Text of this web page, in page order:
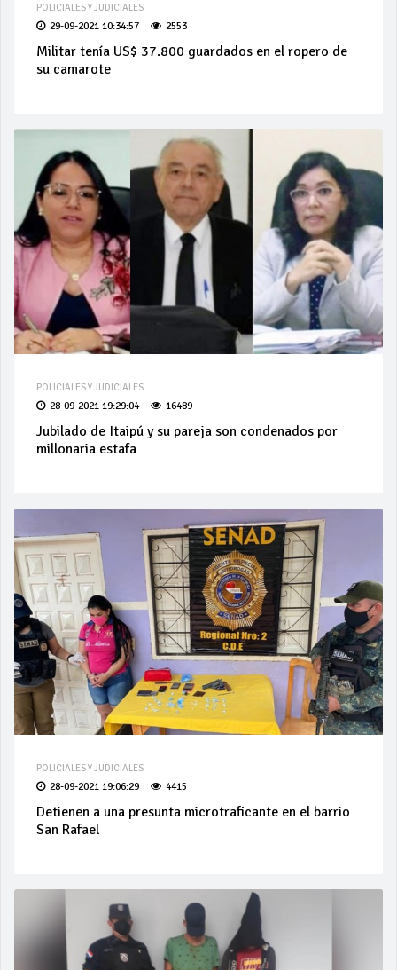
POLICIALES Y JUDICIALES
29-09-2021 10:34:57 2553
Militar tenía US$ 37.800 guardados en el ropero de
su camarote
POLICIALES Y JUDICIALES
28-09-2021 19:29:04 16489
Jubilado de Itaipú y su pareja son condenados por
millonaria estafa
POLICIALES Y JUDICIALES
28-09-2021 19:06:29 4415
Detienen a una presunta microtraficante en el barrio
San Rafael